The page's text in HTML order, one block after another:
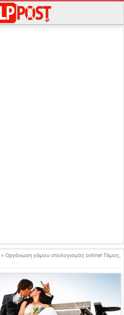
» Οργάνωση γάμου υπολογισμός online! Γάμος,